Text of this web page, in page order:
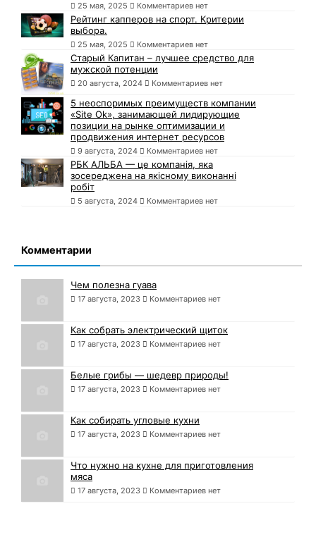
25 мая, 2025 Комментариев нет
Рейтинг капперов на спорт. Критерии
выбора.
25 мая, 2025 Комментариев нет
Старый Капитан – лучшее средство для
мужской потенции
20 августа, 2024 Комментариев нет
5 неоспоримых преимуществ компании
«Site Ok», занимающей лидирующие
позиции на рынке оптимизации и
продвижения интернет ресурсов
9 августа, 2024 Комментариев нет
РБК АЛЬБА — це компанія, яка
зосереджена на якісному виконанні
робіт
5 августа, 2024 Комментариев нет
Комментарии
Чем полезна гуава
17 августа, 2023 Комментариев нет
Как собрать электрический щиток
17 августа, 2023 Комментариев нет
Белые грибы — шедевр природы!
17 августа, 2023 Комментариев нет
Как собирать угловые кухни
17 августа, 2023 Комментариев нет
Что нужно на кухне для приготовления
мяса
17 августа, 2023 Комментариев нет